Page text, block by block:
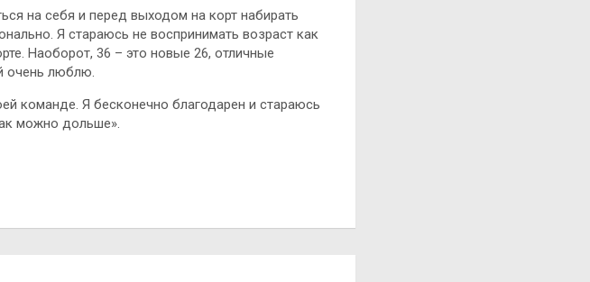
на себя и перед выходом на корт набирать
Я стараюсь не воспринимать возраст как
Наоборот, 36 – это новые 26, отличные
очень люблю.
команде. Я бесконечно благодарен и стараюсь
можно дольше».